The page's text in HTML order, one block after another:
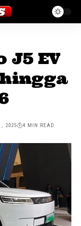
J5 EV
2025 4 MIN READ